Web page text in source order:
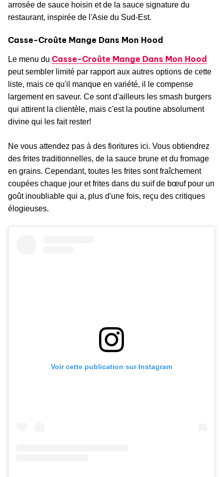
arrosée de sauce hoisin et de la sauce signature du
restaurant, inspirée de l'Asie du Sud-Est.
Casse-Croûte Mange Dans Mon Hood
Le menu du Casse-Croûte Mange Dans Mon Hood
peut sembler limité par rapport aux autres options de cette
liste, mais ce qu'il manque en variété, il le compense
largement en saveur. Ce sont d'ailleurs les smash burgers
qui attirent la clientèle, mais c'est la poutine absolument
divine qui les fait rester!
Ne vous attendez pas à des fioritures ici. Vous obtiendrez
des frites traditionnelles, de la sauce brune et du fromage
en grains. Cependant, toutes les frites sont fraîchement
coupées chaque jour et frites dans du suif de bœuf pour un
goût inoubliable qui a, plus d'une fois, reçu des critiques
élogieuses.
Voir cette publication sur Instagram